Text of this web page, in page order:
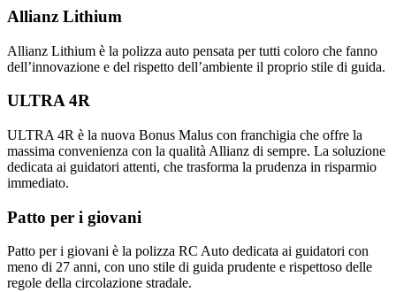
Allianz Lithium
Allianz Lithium è la polizza auto pensata per tutti coloro che fanno
dell’innovazione e del rispetto dell’ambiente il proprio stile di guida.
ULTRA 4R
ULTRA 4R è la nuova Bonus Malus con franchigia che offre la
massima convenienza con la qualità Allianz di sempre. La soluzione
dedicata ai guidatori attenti, che trasforma la prudenza in risparmio
immediato.
Patto per i giovani
Patto per i giovani è la polizza RC Auto dedicata ai guidatori con
meno di 27 anni, con uno stile di guida prudente e rispettoso delle
regole della circolazione stradale.